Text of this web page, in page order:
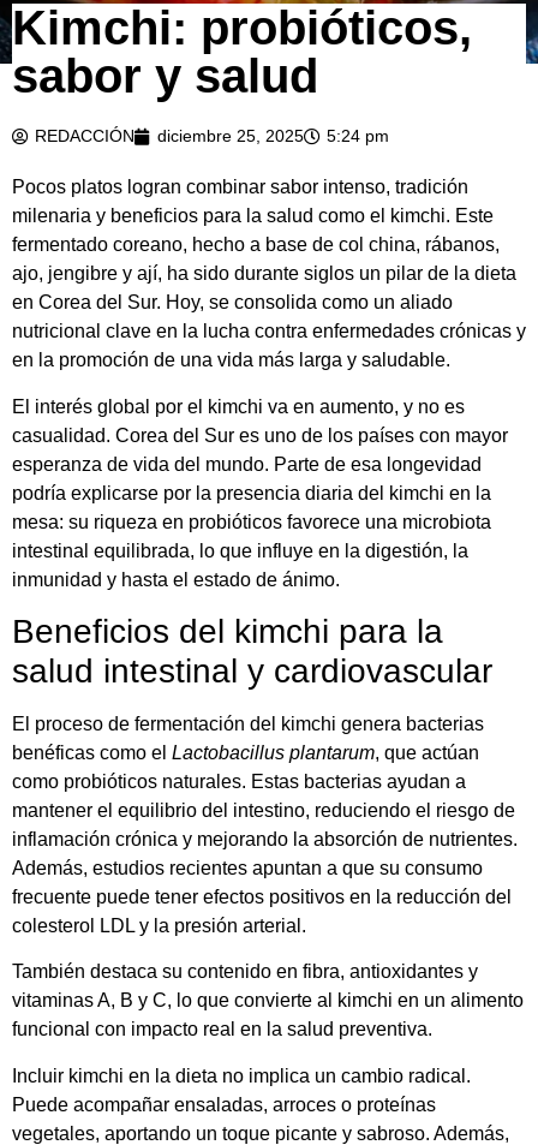
Kimchi: probióticos,
sabor y salud
REDACCIÓN diciembre 25, 2025 5:24 pm
Pocos platos logran combinar sabor intenso, tradición
milenaria y beneficios para la salud como el kimchi. Este
fermentado coreano, hecho a base de col china, rábanos,
ajo, jengibre y ají, ha sido durante siglos un pilar de la dieta
en Corea del Sur. Hoy, se consolida como un aliado
nutricional clave en la lucha contra enfermedades crónicas y
en la promoción de una vida más larga y saludable.
El interés global por el kimchi va en aumento, y no es
casualidad. Corea del Sur es uno de los países con mayor
esperanza de vida del mundo. Parte de esa longevidad
podría explicarse por la presencia diaria del kimchi en la
mesa: su riqueza en probióticos favorece una microbiota
intestinal equilibrada, lo que influye en la digestión, la
inmunidad y hasta el estado de ánimo.
Beneficios del kimchi para la
salud intestinal y cardiovascular
El proceso de fermentación del kimchi genera bacterias
benéficas como el Lactobacillus plantarum, que actúan
como probióticos naturales. Estas bacterias ayudan a
mantener el equilibrio del intestino, reduciendo el riesgo de
inflamación crónica y mejorando la absorción de nutrientes.
Además, estudios recientes apuntan a que su consumo
frecuente puede tener efectos positivos en la reducción del
colesterol LDL y la presión arterial.
También destaca su contenido en fibra, antioxidantes y
vitaminas A, B y C, lo que convierte al kimchi en un alimento
funcional con impacto real en la salud preventiva.
Incluir kimchi en la dieta no implica un cambio radical.
Puede acompañar ensaladas, arroces o proteínas
vegetales, aportando un toque picante y sabroso. Además,